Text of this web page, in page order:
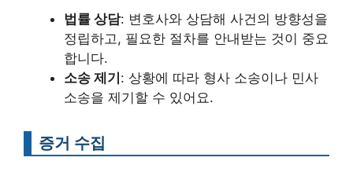
법률 상담: 변호사와 상담해 사건의 방향성을
정립하고, 필요한 절차를 안내받는 것이 중요
합니다.
소송 제기 : 상황에 따라 형사 소송이나 민사
소송을 제기할 수 있어요.
증거 수집